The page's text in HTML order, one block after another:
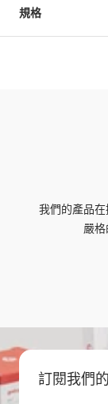
規格
我們的產品
嚴
訂閱我們